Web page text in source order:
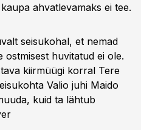
ahvatlevamaks ei tee.
seisukohal, et nemad
ostmisest huvitatud ei ole.
kiirmüügi korral Tere
Valio juhi Maido
kuid ta lähtub